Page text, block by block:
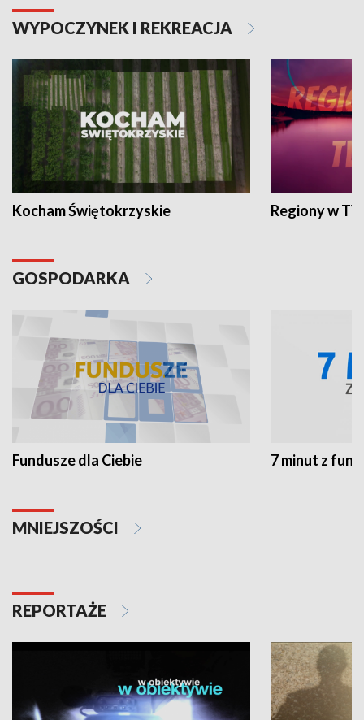
WYPOCZYNEK I REKREACJA
Kocham Świętokrzyskie Regiony w
GOSPODARKA
Fundusze dla Ciebie 7 minut z
MNIEJSZOŚCI
REPORTAŻE